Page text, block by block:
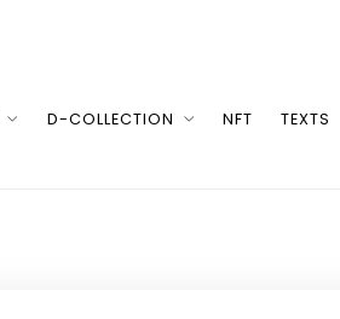
D-COLLECTION NFT TEXTS